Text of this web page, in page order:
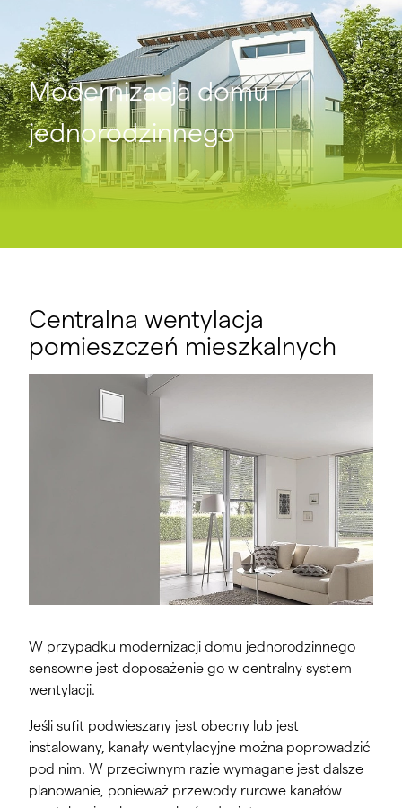
x studzienka ALD13 Zewnętrzny nawiewnik ścienny
Modernizacja domu
jednorodzinnego
Centralna wentylacja
pomieszczeń mieszkalnych
W przypadku modernizacji domu jednorodzinnego
sensowne jest doposażenie go w centralny system
wentylacji.
Jeśli sufit podwieszany jest obecny lub jest
instalowany, kanały wentylacyjne można poprowadzić
pod nim. W przeciwnym razie wymagane jest dalsze
planowanie, ponieważ przewody rurowe kanałów